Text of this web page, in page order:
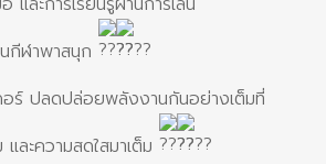
กีฬาพาสนุก
ร์ ปลดปล่อยพลังงานกันอย่างเต็มที่
ละความสดใสมาเต็ม